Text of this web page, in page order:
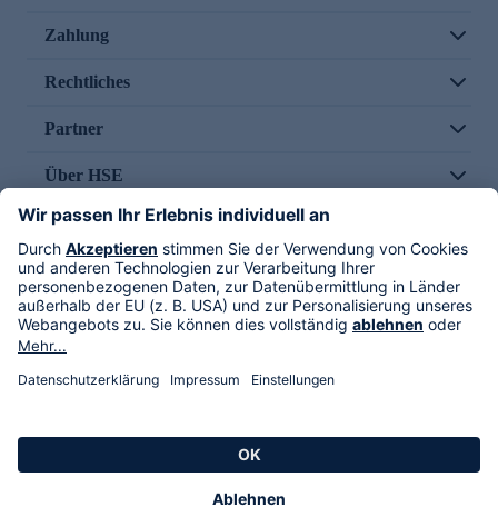
Zahlung
Rechtliches
Partner
Über HSE
Im TV
HSE International